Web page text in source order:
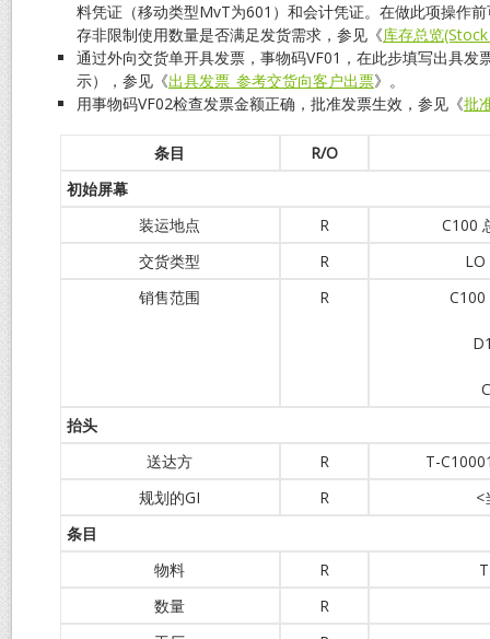
料凭证（移动类型MvT为601）和会计凭证。在做此项操作
存非限制使用数量是否满足发货需求，参见《库存总览
通过外向交货单开具发票，事物码VF01，在此步填写出具发
示），参见《出具发票_参考交货向客户出票》。
用事物码VF02检查发票金额正确，批准发票生效，参见《批
条目
R/O
初始屏幕
装运地点
R
C100
交货类型
R
LO
销售范围
R C100
抬头
送达方
R
T-
规划的GI
R
<
条目
物料
R
数量
R